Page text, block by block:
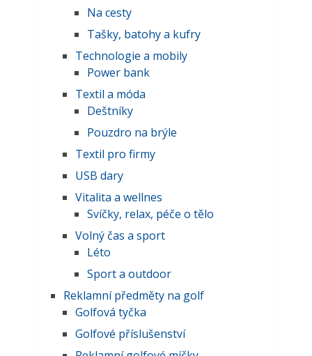
Na cesty
Tašky, batohy a kufry
Technologie a mobily
Power bank
Textil a móda
Deštníky
Pouzdro na brýle
Textil pro firmy
USB dary
Vitalita a wellnes
Svíčky, relax, péče o tělo
Volný čas a sport
Léto
Sport a outdoor
Reklamní předměty na golf
Golfová tyčka
Golfové příslušenství